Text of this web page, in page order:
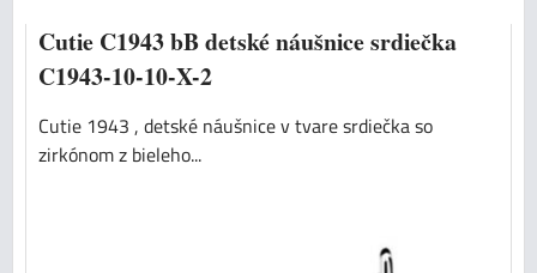
Cutie C1943 bB detské náušnice srdiečka
C1943-10-10-X-2
Cutie 1943 , detské náušnice v tvare srdiečka so
zirkónom z bieleho...